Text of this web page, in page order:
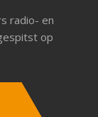
radio- en
op